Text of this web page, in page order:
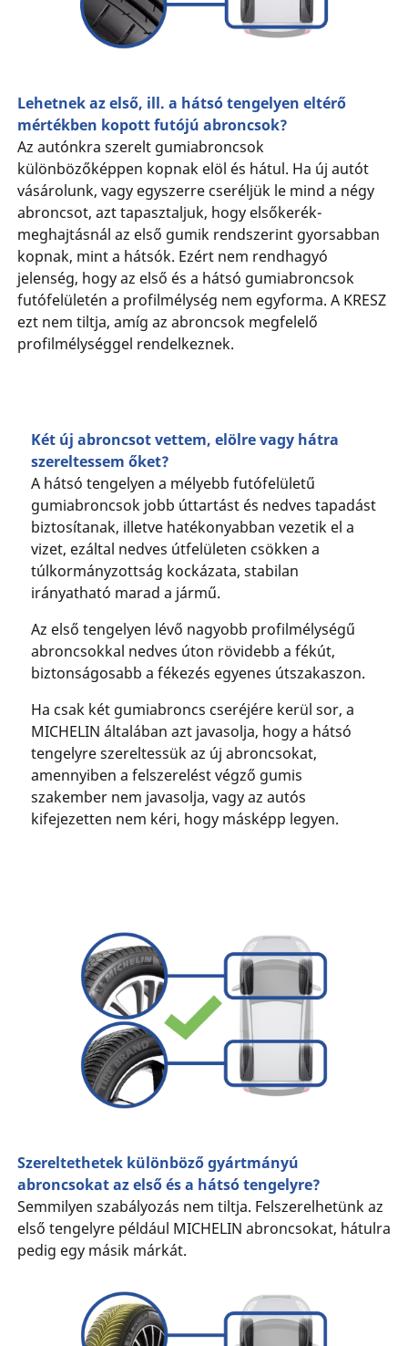
Lehetnek az első, ill. a hátsó tengelyen eltérő
mértékben kopott futójú abroncsok?
Az autónkra szerelt gumiabroncsok
különbözőképpen kopnak elöl és hátul. Ha új autót
vásárolunk, vagy egyszerre cseréljük le mind a négy
abroncsot, azt tapasztaljuk, hogy elsőkerék-
meghajtásnál az első gumik rendszerint gyorsabban
kopnak, mint a hátsók. Ezért nem rendhagyó
jelenség, hogy az első és a hátsó gumiabroncsok
futófelületén a profilmélység nem egyforma. A KRESZ
ezt nem tiltja, amíg az abroncsok megfelelő
profilmélységgel rendelkeznek.
Két új abroncsot vettem, elölre vagy hátra
szereltessem őket?
A hátsó tengelyen a mélyebb futófelületű
gumiabroncsok jobb úttartást és nedves tapadást
biztosítanak, illetve hatékonyabban vezetik el a
vizet, ezáltal nedves útfelületen csökken a
túlkormányzottság kockázata, stabilan
irányatható marad a jármű.
Az első tengelyen lévő nagyobb profilmélységű
abroncsokkal nedves úton rövidebb a fékút,
biztonságosabb a fékezés egyenes útszakaszon.
Ha csak két gumiabroncs cseréjére kerül sor, a
MICHELIN általában azt javasolja, hogy a hátsó
tengelyre szereltessük az új abroncsokat,
amennyiben a felszerelést végző gumis
szakember nem javasolja, vagy az autós
kifejezetten nem kéri, hogy másképp legyen.
Szereltethetek különböző gyártmányú
abroncsokat az első és a hátsó tengelyre?
Semmilyen szabályozás nem tiltja. Felszerelhetünk az
első tengelyre például MICHELIN abroncsokat, hátulra
pedig egy másik márkát.